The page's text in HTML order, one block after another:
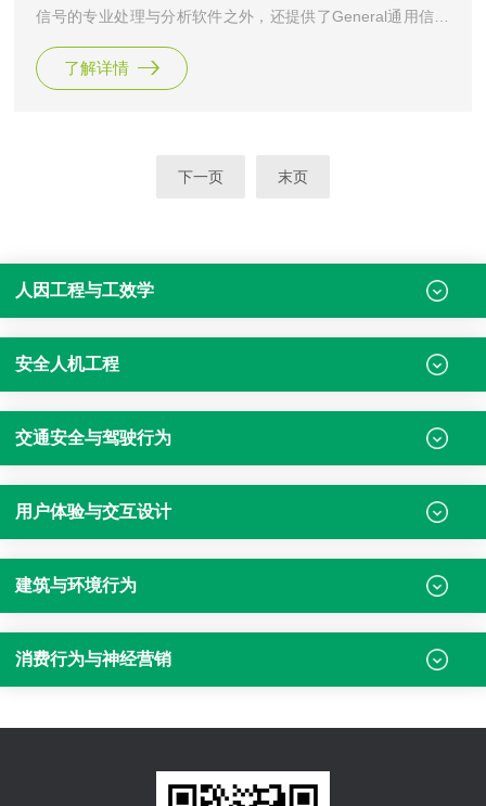
信号的专业处理与分析软件之外，还提供了General通用信号
（温度、湿度、噪音、大气压、光照等）、皮温SKT、眼电
等，该分析模块默认为一般化的处理方式，可满足基本的信号
了解详情
下一页 末页
人因工程与工效学
安全人机工程
交通安全与驾驶行为
用户体验与交互设计
建筑与环境行为
消费行为与神经营销